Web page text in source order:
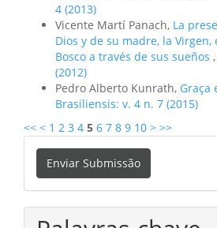
4 (2013)
Vicente Martí Panach, La
Dios y de su madre, la Virgen,
Bosco a través de sus sueños ,
(2012)
Pedro Alberto Kunrath, Graça
Brasiliensis: v. 4 n. 7 (2015)
<< < 1 2 3 4 5 6 7 8 9 10 > >>
Enviar
Submissão
Enviar Submissão